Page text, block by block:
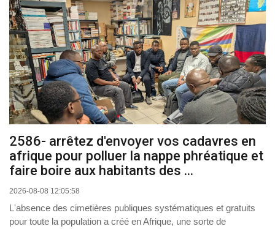
2586- arrêtez d'envoyer vos cadavres en
afrique pour polluer la nappe phréatique et
faire boire aux habitants des ...
2026-08-08 12:05:58
L'absence des cimetières publiques systématiques et gratuits
pour toute la population a créé en Afrique, une sorte de